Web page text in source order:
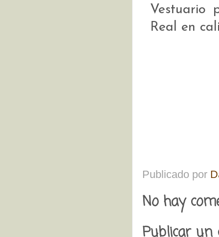
Vestuario
Real en
Publicado por
No hay